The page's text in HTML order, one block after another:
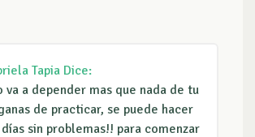
Tapia Dice:
va a depender mas que nada de tu
de practicar, se puede hacer
sin problemas!! para comenzar